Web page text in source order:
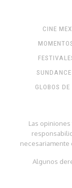
CINE
SUNDANCE
GLOBOS DE
Las
Algunos